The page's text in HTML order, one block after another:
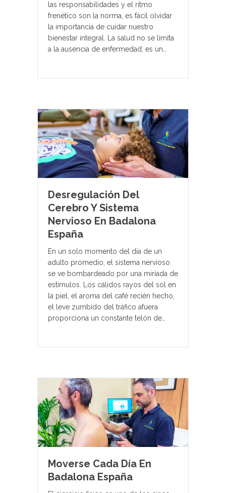
las responsabilidades y el ritmo
frenético son la norma, es fácil olvidar
la importancia de cuidar nuestro
bienestar integral. La salud no se limita
a la ausencia de enfermedad; es un…
Desregulación Del
Cerebro Y Sistema
Nervioso En Badalona
España
En un solo momento del día de un
adulto promedio, el sistema nervioso
se ve bombardeado por una miríada de
estímulos. Los cálidos rayos del sol en
la piel, el aroma del café recién hecho,
el leve zumbido del tráfico afuera
proporciona un constante telón de…
Moverse Cada Día En
Badalona España